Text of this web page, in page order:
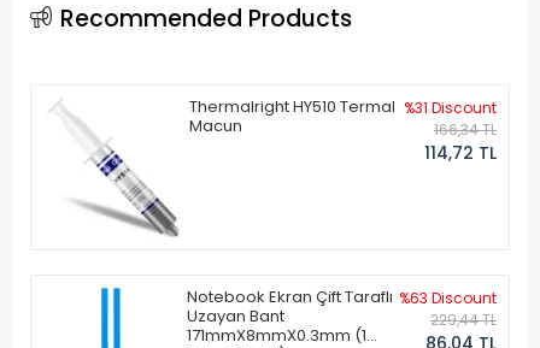
Recommended Products
Thermalright HY510 Termal
Macun
%31 Discount
166,34 TL
114,72 TL
Notebook Ekran Çift Taraflı
Uzayan Bant
171mmX8mmX0.3mm (1
%63 Discount
229,44 TL
86,04 TL